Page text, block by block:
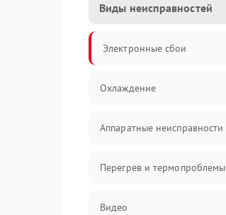
Виды неисправностей
Электронные сбои
Охлаждение
Аппаратные неисправности
Перегрев и термопроблемы
Видео